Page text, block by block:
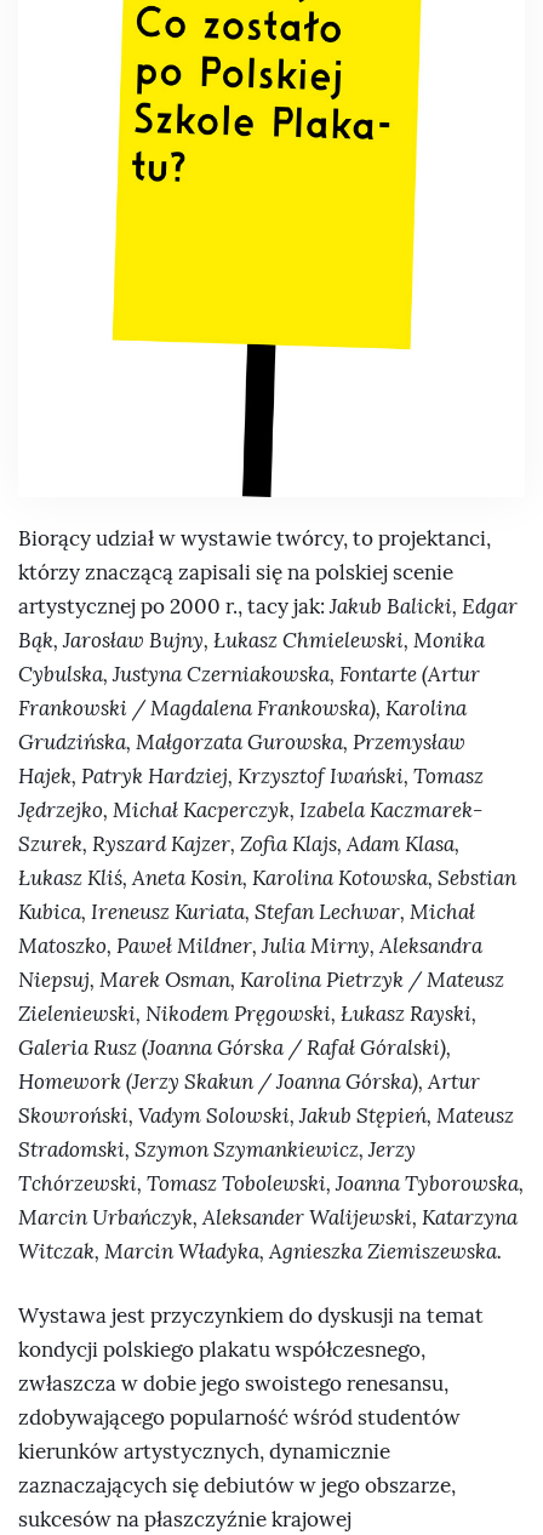
Biorący udział w wystawie twórcy, to projektanci,
którzy znaczącą zapisali się na polskiej scenie
artystycznej po 2000 r., tacy jak:Jakub Balicki, Edgar
Bąk, Jarosław Bujny, Łukasz Chmielewski, Monika
Cybulska, Justyna Czerniakowska, Fontarte (Artur
Frankowski / Magdalena Frankowska), Karolina
Grudzińska, Małgorzata Gurowska, Przemysław
Hajek, Patryk Hardziej, Krzysztof Iwański, Tomasz
Jędrzejko, Michał Kacperczyk, Izabela Kaczmarek-
Szurek, Ryszard Kajzer, Zofia Klajs, Adam Klasa,
Łukasz Kliś, Aneta Kosin, Karolina Kotowska, Sebstian
Kubica, Ireneusz Kuriata, Stefan Lechwar, Michał
Matoszko, Paweł Mildner, Julia Mirny, Aleksandra
Niepsuj, Marek Osman, Karolina Pietrzyk / Mateusz
Zieleniewski, Nikodem Pręgowski, Łukasz Rayski,
Galeria Rusz (Joanna Górska / Rafał Góralski),
Homework (Jerzy Skakun / Joanna Górska), Artur
Skowroński, Vadym Solowski, Jakub Stępień, Mateusz
Stradomski, Szymon Szymankiewicz, Jerzy
Tchórzewski, Tomasz Tobolewski, Joanna Tyborowska,
Marcin Urbańczyk, Aleksander Walijewski, Katarzyna
Witczak, Marcin Władyka, Agnieszka Ziemiszewska.
Wystawa jest przyczynkiem do dyskusji na temat
kondycji polskiego plakatu współczesnego,
zwłaszcza w dobie jego swoistego renesansu,
zdobywającego popularność wśród studentów
kierunków artystycznych, dynamicznie
zaznaczających się debiutów w jego obszarze,
sukcesów na płaszczyźnie krajowej